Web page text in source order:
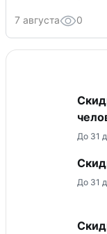
7 августа 0
До 31
До 31